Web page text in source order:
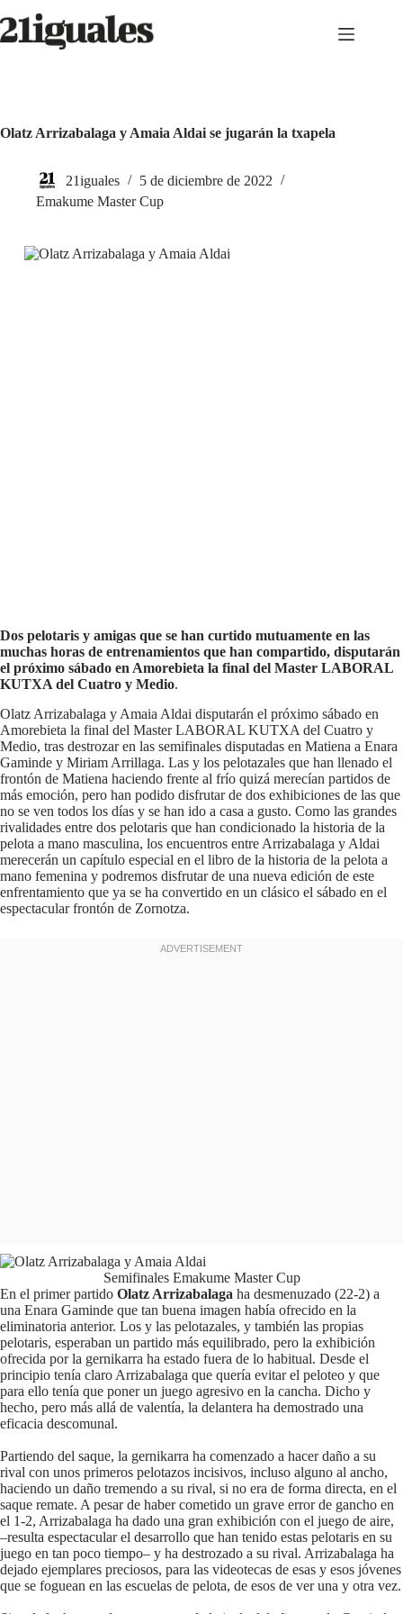
al
contenido
Olatz Arrizabalaga y Amaia Aldai se jugarán la txapela
21iguales
5 de diciembre de 2022
Emakume Master Cup
Dos pelotaris y amigas que se han curtido mutuamente en las
muchas horas de entrenamientos que han compartido, disputarán
el próximo sábado en Amorebieta la final del Master LABORAL
KUTXA del Cuatro y Medio.
Olatz Arrizabalaga y Amaia Aldai disputarán el próximo sábado en
Amorebieta la final del Master LABORAL KUTXA del Cuatro y
Medio, tras destrozar en las semifinales disputadas en Matiena a Enara
Gaminde y Miriam Arrillaga. Las y los pelotazales que han llenado el
frontón de Matiena haciendo frente al frío quizá merecían partidos de
más emoción, pero han podido disfrutar de dos exhibiciones de las que
no se ven todos los días y se han ido a casa a gusto. Como las grandes
rivalidades entre dos pelotaris que han condicionado la historia de la
pelota a mano masculina, los encuentros entre Arrizabalaga y Aldai
merecerán un capítulo especial en el libro de la historia de la pelota a
mano femenina y podremos disfrutar de una nueva edición de este
enfrentamiento que ya se ha convertido en un clásico el sábado en el
espectacular frontón de Zornotza.
Semifinales Emakume Master Cup
En el primer partido Olatz Arrizabalaga ha desmenuzado (22-2) a
una Enara Gaminde que tan buena imagen había ofrecido en la
eliminatoria anterior. Los y las pelotazales, y también las propias
pelotaris, esperaban un partido más equilibrado, pero la exhibición
ofrecida por la gernikarra ha estado fuera de lo habitual. Desde el
principio tenía claro Arrizabalaga que quería evitar el peloteo y que
para ello tenía que poner un juego agresivo en la cancha. Dicho y
hecho, pero más allá de valentía, la delantera ha demostrado una
eficacia descomunal.
Partiendo del saque, la gernikarra ha comenzado a hacer daño a su
rival con unos primeros pelotazos incisivos, incluso alguno al ancho,
haciendo un daño tremendo a su rival, si no era de forma directa, en el
saque remate. A pesar de haber cometido un grave error de gancho en
el 1-2, Arrizabalaga ha dado una gran exhibición con el juego de aire,
–resulta espectacular el desarrollo que han tenido estas pelotaris en su
juego en tan poco tiempo– y ha destrozado a su rival. Arrizabalaga ha
dejado ejemplares preciosos, para las videotecas de esas y esos jóvenes
que se foguean en las escuelas de pelota, de esos de ver una y otra vez.